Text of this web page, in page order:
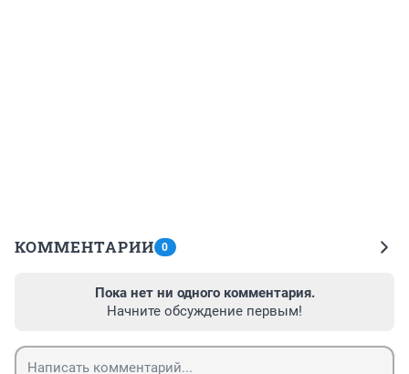
КОММЕНТАРИИ 0
Пока нет ни одного комментария.
Начните обсуждение первым!